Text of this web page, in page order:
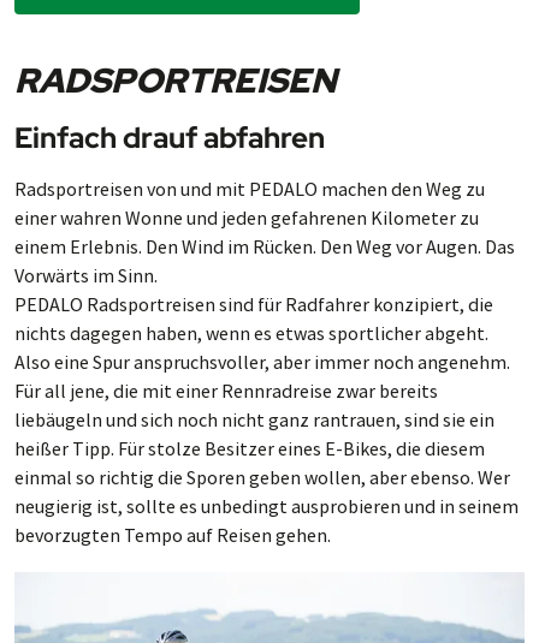
RADSPORTREISEN
Einfach drauf abfahren
Radsportreisen von und mit PEDALO machen den Weg zu
einer wahren Wonne und jeden gefahrenen Kilometer zu
einem Erlebnis. Den Wind im Rücken. Den Weg vor Augen. Das
Vorwärts im Sinn.
PEDALO Radsportreisen sind für Radfahrer konzipiert, die
nichts dagegen haben, wenn es etwas sportlicher abgeht.
Also eine Spur anspruchsvoller, aber immer noch angenehm.
Für all jene, die mit einer Rennradreise zwar bereits
liebäugeln und sich noch nicht ganz rantrauen, sind sie ein
heißer Tipp. Für stolze Besitzer eines E-Bikes, die diesem
einmal so richtig die Sporen geben wollen, aber ebenso. Wer
neugierig ist, sollte es unbedingt ausprobieren und in seinem
bevorzugten Tempo auf Reisen gehen.